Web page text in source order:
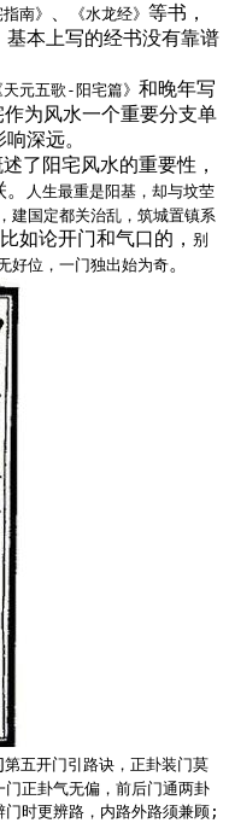
指南》 《水龙经》 等书，
基本上写的经书没有靠谱
天元五歌-阳宅篇》 和晚年写
作为风水一个重要分支单
深远。
了阳宅风水的重要性，
人生最重是阳基，却与坟茔
建国定都关治乱，筑城置镇系
如论开门和气口的， 别
好位，一门独出始为奇。
第五开门引路诀，正卦装门莫
正卦气无偏，前后门通两卦
时更辨路，内路外路须兼顾;